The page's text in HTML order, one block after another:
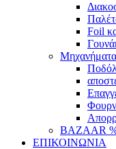
Foil
BAZAAR
ΕΠΙΚΟΙΝΩΝΙΑ